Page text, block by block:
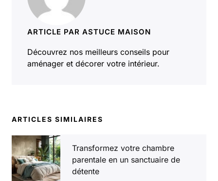
ARTICLE PAR ASTUCE MAISON
Découvrez nos meilleurs conseils pour
aménager et décorer votre intérieur.
ARTICLES SIMILAIRES
Transformez votre chambre
parentale en un sanctuaire de
détente